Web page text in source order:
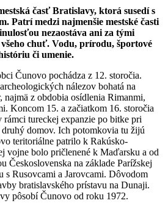
časť Bratislavy, ktorá susedí s
Patrí medzi najmenšie mestské časti
nezaostáva ani za tými
chuť. Vodu, prírodu, športové
či umenie.
Čunovo pochádza z 12. storočia.
nálezov bohatá na
z obdobia osídlenia Rimanmi,
Koncom 15. a začiatkom 16. storočia
tureckej expanzie po bitke pri
domov. Ich potomkovia tu žijú
teritoriálne patrilo k Rakúsko-
vojne bolo pričlenené k Maďarsku a od
Československa na základe Parížskej
s Rusovcami a Jarovcami. Dôvodom
bratislavského prístavu na Dunaji.
pôsobí Čunovo od roku 1972.